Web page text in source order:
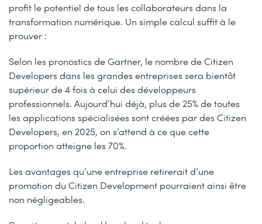
profit le potentiel de tous les collaborateurs dans la
transformation numérique. Un simple calcul suffit à le
prouver :
Selon les pronostics de Gartner, le nombre de Citizen
Developers dans les grandes entreprises sera bientôt
supérieur de 4 fois à celui des développeurs
professionnels. Aujourd’hui déjà, plus de 25% de toutes
les applications spécialisées sont créées par des Citizen
Developers, en 2025, on s’attend à ce que cette
proportion atteigne les 70%.
Les avantages qu’une entreprise retirerait d’une
promotion du Citizen Development pourraient ainsi être
non négligeables.